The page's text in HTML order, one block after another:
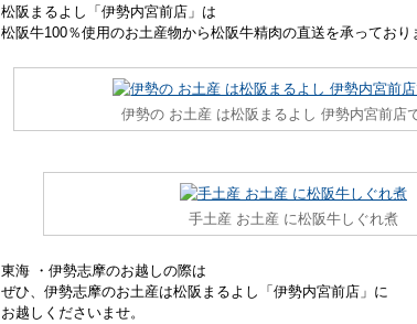
松阪まるよし「伊勢内宮前店」は
松阪牛100％使用のお土産物から松阪牛精肉の直送を承っており
伊勢の お土産 は松阪まるよし 伊勢内宮前店
手土産 お土産 に松阪牛しぐれ煮
東海 ・伊勢志摩のお越しの際は
ぜひ、伊勢志摩のお土産は松阪まるよし「伊勢内宮前店」に
お越しくださいませ。